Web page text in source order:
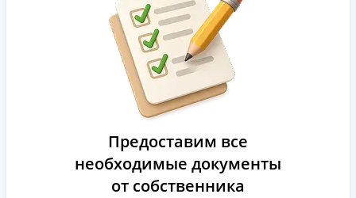
Предоставим все
необходимые документы
от собственника